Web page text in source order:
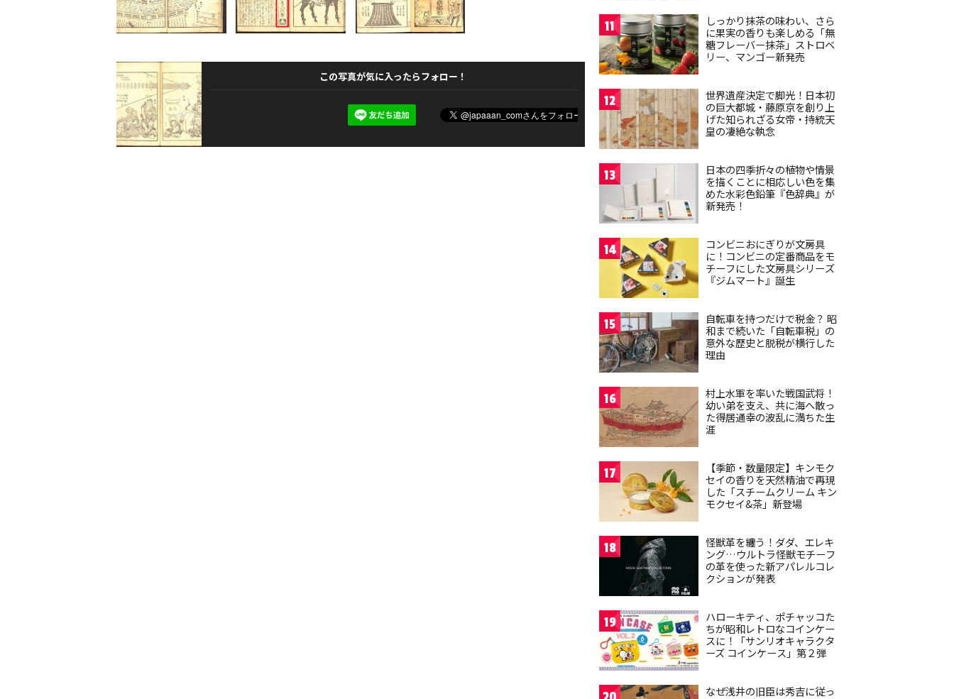
この写真が気に入ったらフォロー！
11
しっかり抹茶の味わい、さら
に果実の香りも楽しめる「無
糖フレーバー抹茶」ストロベ
リー、マンゴー新発売
12
世界遺産決定で脚光！日本初
の巨大都城・藤原京を創り上
げた知られざる女帝・持統天
皇の凄絶な執念
13
日本の四季折々の植物や情景
を描くことに相応しい色を集
めた水彩色鉛筆『色辞典』が
新発売！
14
コンビニおにぎりが文房具
に！コンビニの定番商品をモ
チーフにした文房具シリーズ
『ジムマート』誕生
15
自転車を持つだけで税金？ 昭
和まで続いた「自転車税」の
意外な歴史と脱税が横行した
理由
16
村上水軍を率いた戦国武将！
幼い弟を支え、共に海へ散っ
た得居通幸の波乱に満ちた生
涯
17
【季節・数量限定】キンモク
セイの香りを天然精油で再現
した「スチームクリーム キン
モクセイ&茶」新登場
18
怪獣革を纏う！ダダ、エレキ
ング…ウルトラ怪獣モチーフ
の革を使った新アパレルコレ
クションが発表
19
ハローキティ、ポチャッコた
ちが昭和レトロなコインケー
スに！「サンリオキャラクタ
ーズ コインケース」第２弾
なぜ浅井の旧臣は秀吉に従っ